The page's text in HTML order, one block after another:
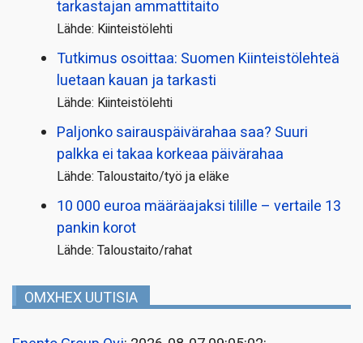
tarkastajan ammattitaito
Lähde: Kiinteistölehti
Tutkimus osoittaa: Suomen Kiinteistölehteä
luetaan kauan ja tarkasti
Lähde: Kiinteistölehti
Paljonko sairauspäivä­rahaa saa? Suuri
palkka ei takaa korkeaa päivärahaa
Lähde: Taloustaito/työ ja eläke
10 000 euroa määräajaksi tilille – vertaile 13
pankin korot
Lähde: Taloustaito/rahat
OMXHEX UUTISIA